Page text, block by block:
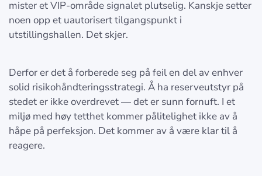
mister et VIP-område signalet plutselig. Kanskje setter
noen opp et uautorisert tilgangspunkt i
utstillingshallen. Det skjer.
Derfor er det å forberede seg på feil en del av enhver
solid risikohåndteringsstrategi. Å ha reserveutstyr på
stedet er ikke overdrevet — det er sunn fornuft. I et
miljø med høy tetthet kommer pålitelighet ikke av å
håpe på perfeksjon. Det kommer av å være klar til å
reagere.